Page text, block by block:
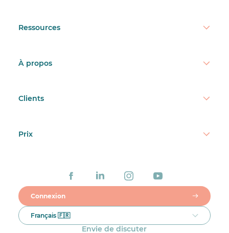
Ressources
À propos
Clients
Prix
Connexion
Français 🇫🇷
Envie de discuter